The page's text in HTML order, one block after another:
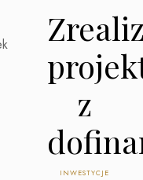
z
INWESTYCJE